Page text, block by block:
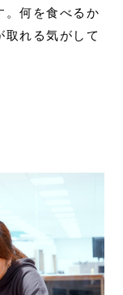
何を食べるか
取れる気がして